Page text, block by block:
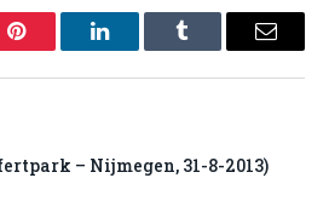
Pinterest LinkedInTumblr Email
– Nijmegen, 31-8-2013)